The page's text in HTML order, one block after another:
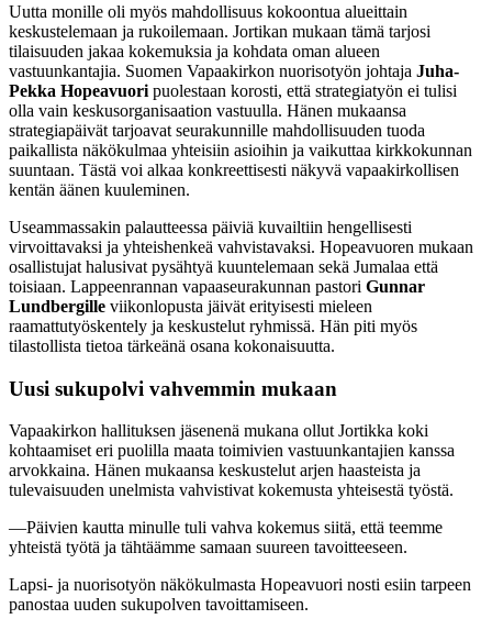
Uutta monille oli myös mahdollisuus kokoontua alueittain
keskustelemaan ja rukoilemaan. Jortikan mukaan tämä tarjosi
tilaisuuden jakaa kokemuksia ja kohdata oman alueen
vastuunkantajia. Suomen Vapaakirkon nuorisotyön johtaja Juha-
Pekka Hopeavuori puolestaan korosti, että strategiatyön ei tulisi
olla vain keskusorganisaation vastuulla. Hänen mukaansa
strategiapäivät tarjoavat seurakunnille mahdollisuuden tuoda
paikallista näkökulmaa yhteisiin asioihin ja vaikuttaa kirkkokunnan
suuntaan. Tästä voi alkaa konkreettisesti näkyvä vapaakirkollisen
kentän äänen kuuleminen.
Useammassakin palautteessa päiviä kuvailtiin hengellisesti
virvoittavaksi ja yhteishenkeä vahvistavaksi. Hopeavuoren mukaan
osallistujat halusivat pysähtyä kuuntelemaan sekä Jumalaa että
toisiaan. Lappeenrannan vapaaseurakunnan pastori Gunnar
Lundbergille viikonlopusta jäivät erityisesti mieleen
raamattutyöskentely ja keskustelut ryhmissä. Hän piti myös
tilastollista tietoa tärkeänä osana kokonaisuutta.
Uusi sukupolvi vahvemmin mukaan
Vapaakirkon hallituksen jäsenenä mukana ollut Jortikka koki
kohtaamiset eri puolilla maata toimivien vastuunkantajien kanssa
arvokkaina. Hänen mukaansa keskustelut arjen haasteista ja
tulevaisuuden unelmista vahvistivat kokemusta yhteisestä työstä.
—Päivien kautta minulle tuli vahva kokemus siitä, että teemme
yhteistä työtä ja tähtäämme samaan suureen tavoitteeseen.
Lapsi- ja nuorisotyön näkökulmasta Hopeavuori nosti esiin tarpeen
panostaa uuden sukupolven tavoittamiseen.